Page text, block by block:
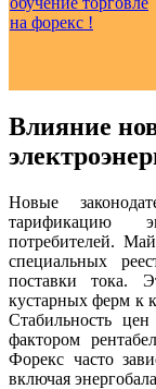
Влияние
Новые
тарификацию
потребителей.
специальных
поставки тока.
кустарных ферм к
Стабильность
фактором
Форекс часто
включая